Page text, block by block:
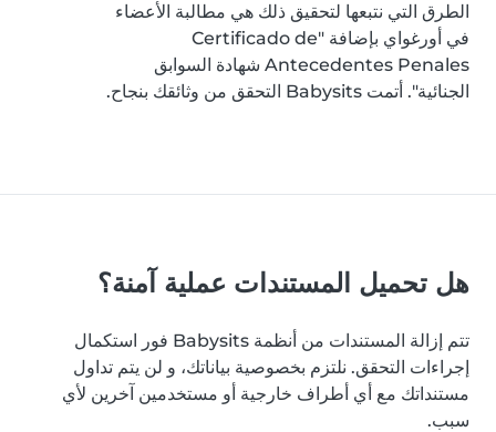
الطرق التي نتبعها لتحقيق ذلك هي مطالبة الأعضاء
في أورغواي بإضافة "Certificado de
Antecedentes Penales شهادة السوابق
الجنائية". أتمت Babysits التحقق من وثائقك بنجاح.
هل تحميل المستندات عملية آمنة؟
تتم إزالة المستندات من أنظمة Babysits فور استكمال
إجراءات التحقق. نلتزم بخصوصية بياناتك، و لن يتم تداول
مستنداتك مع أي أطراف خارجية أو مستخدمين آخرين لأي
سبب.